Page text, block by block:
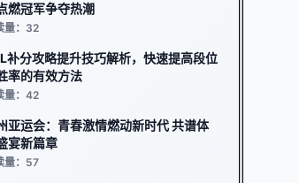
燃冠军争夺热潮
量：32
补分攻略提升技巧解析，快速提高段位
率的有效方法
量：42
亚运会：青春激情燃动新时代 共谱体
宴新篇章
量：57